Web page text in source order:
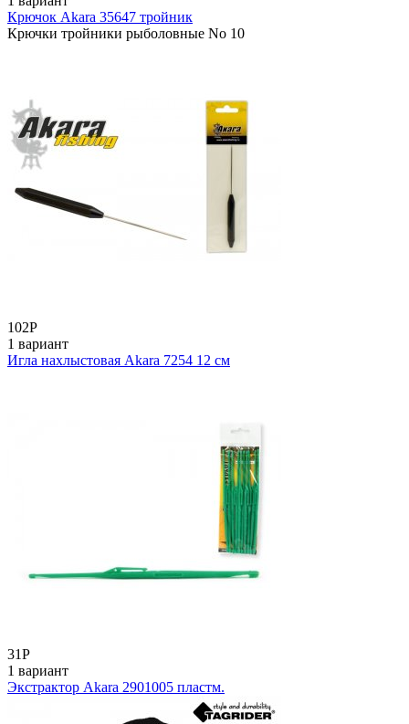
Крючок Akara 35647 тройник
Крючки тройники рыболовные No 10
102Р
1 вариант
Игла нахлыстовая Akara 7254 12 см
31Р
1 вариант
Экстрактор Akara 2901005 пластм.